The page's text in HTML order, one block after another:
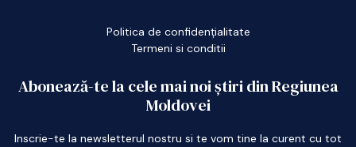
Politica de confidențialitate
Termeni si conditii
Abonează-te la cele mai noi știri din Regiunea
Moldovei
Inscrie-te la newsletterul nostru si te vom tine la curent cu tot